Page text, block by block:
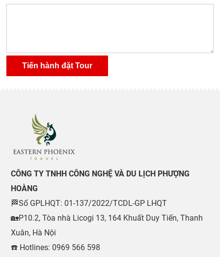
CÔNG TY TNHH CÔNG NGHỆ VÀ DU LỊCH PHƯỢNG
HOÀNG
🏁Số GPLHQT: 01-137/2022/TCDL-GP LHQT
🏡P10.2, Tòa nhà Licogi 13, 164 Khuất Duy Tiến, Thanh
Xuân, Hà Nội
☎️ Hotlines: 0969 566 598